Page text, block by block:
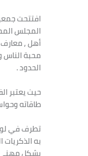
المجلس
أهل , معارف
محبة الناس
الحدود .
حيث يعتبر
طاقاته
تطرف في
به